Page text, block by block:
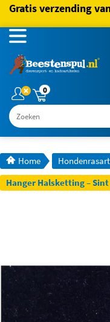
Gratis verzending
0
Zoeken
Home
Hanger Halsketting –